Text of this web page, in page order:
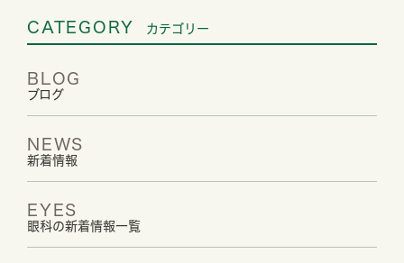
CATEGORY カテゴリー
BLOG
ブログ
NEWS
新着情報
EYES
眼科の新着情報一覧